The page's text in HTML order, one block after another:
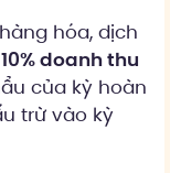
hóa, dịch
doanh thu
của kỳ hoàn
trừ vào kỳ